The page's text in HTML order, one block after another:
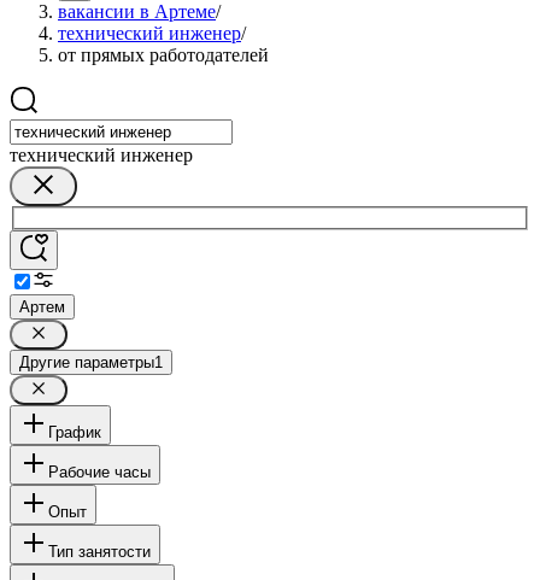
вакансии в Артеме/
технический инженер/
от прямых работодателей
технический инженер
Артем
Другие параметры1
График
Рабочие часы
Опыт
Тип занятости